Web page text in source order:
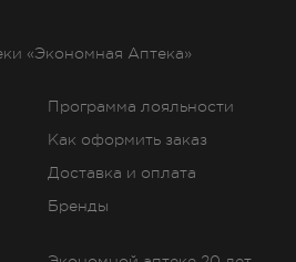
Программа лояльности
Как оформить заказ
Доставка и оплата
Бренды
«Экономная Аптека»